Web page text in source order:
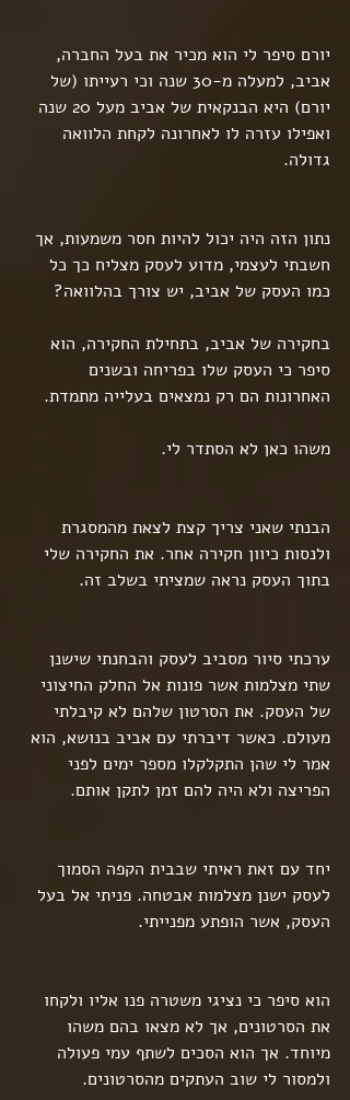
יורם סיפר לי הוא מכיר את בעל החברה,
אביב, למעלה מ-30 שנה וכי רעייתו (של
יורם) היא הבנקאית של אביב מעל 20 שנה
ואפילו עזרה לו לאחרונה לקחת הלוואה
גדולה.
נתון הזה היה יכול להיות חסר משמעות, אך
חשבתי לעצמי, מדוע לעסק מצליח כך כל
כמו העסק של אביב, יש צורך בהלוואה?
בחקירה של אביב, בתחילת החקירה, הוא
סיפר כי העסק שלו בפריחה ובשנים
האחרונות הם רק נמצאים בעלייה מתמדת.
משהו כאן לא הסתדר לי.
הבנתי שאני צריך קצת לצאת מהמסגרת
ולנסות כיוון חקירה אחר. את החקירה שלי
בתוך העסק נראה שמציתי בשלב זה.
ערכתי סיור מסביב לעסק והבחנתי שישנן
שתי מצלמות אשר פונות אל החלק החיצוני
של העסק. את הסרטון שלהם לא קיבלתי
מעולם. כאשר דיברתי עם אביב בנושא, הוא
אמר לי שהן התקלקלו מספר ימים לפני
הפריצה ולא היה להם זמן לתקן אותם.
יחד עם זאת ראיתי שבבית הקפה הסמוך
לעסק ישנן מצלמות אבטחה. פניתי אל בעל
העסק, אשר הופתע מפנייתי.
הוא סיפר כי נציגי משטרה פנו אליו ולקחו
את הסרטונים, אך לא מצאו בהם משהו
מיוחד. אך הוא הסכים לשתף עמי פעולה
ולמסור לי שוב העתקים מהסרטונים.